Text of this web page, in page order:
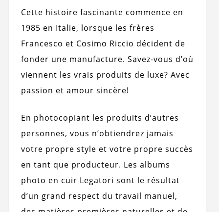
Cette histoire fascinante commence en
1985 en Italie, lorsque les frères
Francesco et Cosimo Riccio décident de
fonder une manufacture. Savez-vous d’où
viennent les vrais produits de luxe? Avec
passion et amour sincère!
En photocopiant les produits d’autres
personnes, vous n’obtiendrez jamais
votre propre style et votre propre succès
en tant que producteur. Les albums
photo en cuir Legatori sont le résultat
d’un grand respect du travail manuel,